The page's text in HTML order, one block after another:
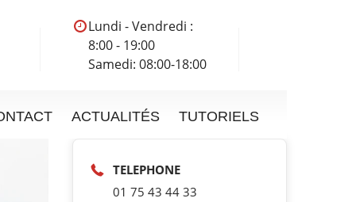
Lundi - Vendredi :
8:00 - 19:00
Samedi: 08:00-18:00
ACTUALITÉS TUTORIELS
TELEPHONE
01 75 43 44 33